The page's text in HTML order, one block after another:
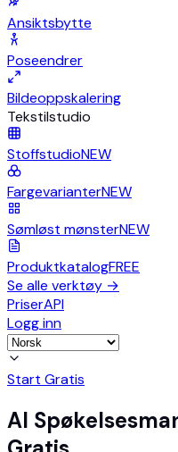
Ansiktsbytte
Poseendrer
Bildeoppskalering
Tekstilstudio
StoffstudioNEW
FargevarianterNEW
Sømløst mønsterNEW
ProduktkatalogFREE
Se alle verktøy →
PriserAPI
Logg inn
Start Gratis
AI